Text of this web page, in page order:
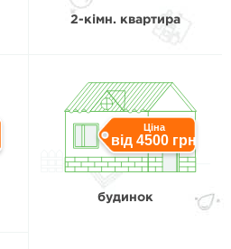
2-кімн. квартира
Ціна
від 4500 грн
будинок